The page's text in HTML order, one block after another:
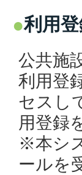
利用
公共施
利用登
セスし
用登録
※本シ
ールを